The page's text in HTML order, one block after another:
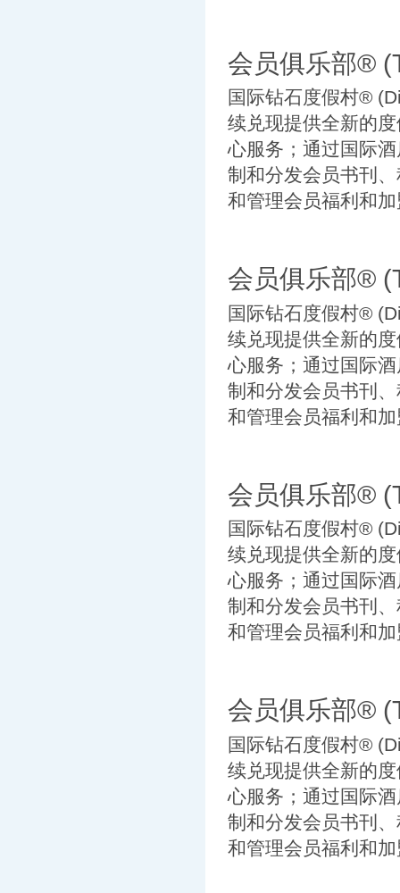
会员俱乐部®
国际钻石度假村®
续兑现提供全新的
心服务；通过国际
制和分发会员书刊
和管理会员福利和
会员俱乐部®
国际钻石度假村®
续兑现提供全新的
心服务；通过国际
制和分发会员书刊
和管理会员福利和
会员俱乐部®
国际钻石度假村®
续兑现提供全新的
心服务；通过国际
制和分发会员书刊
和管理会员福利和
会员俱乐部®
国际钻石度假村®
续兑现提供全新的
心服务；通过国际
制和分发会员书刊
和管理会员福利和